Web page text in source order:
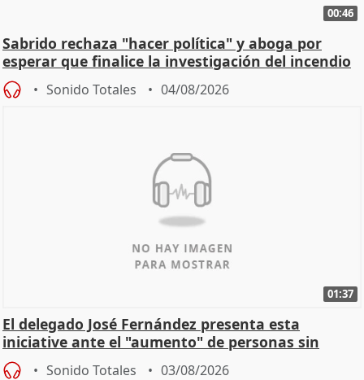
00:46
Sabrido rechaza "hacer política" y aboga por
esperar que finalice la investigación del incendio
Sonido Totales 04/08/2026
01:37
El delegado José Fernández presenta esta
iniciative ante el "aumento" de personas sin
hogar en Madri
Sonido Totales 03/08/2026